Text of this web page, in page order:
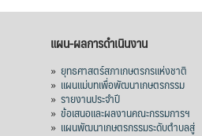
แผน-ผลการดำเนินงาน
» ยุทธศาสตร์สภาเกษตรกรแห่งชาติ
» แผนแม่บทเพื่อพัฒนาเกษตรกรรม
» รายงานประจำปี
» ข้อเสนอและผลงานคณะกรรมการฯ
» แผนพัฒนาเกษตรกรรมระดับตำบลสู่